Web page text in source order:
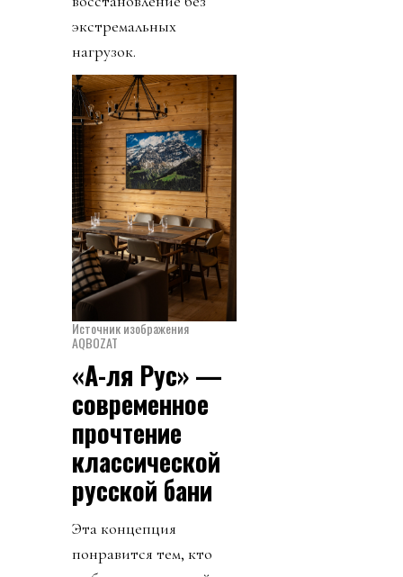
экстремальных
нагрузок.
Источник изображения
AQBOZAT
«А-ля Рус» —
современное
прочтение
классической
русской бани
Эта концепция
понравится тем, кто